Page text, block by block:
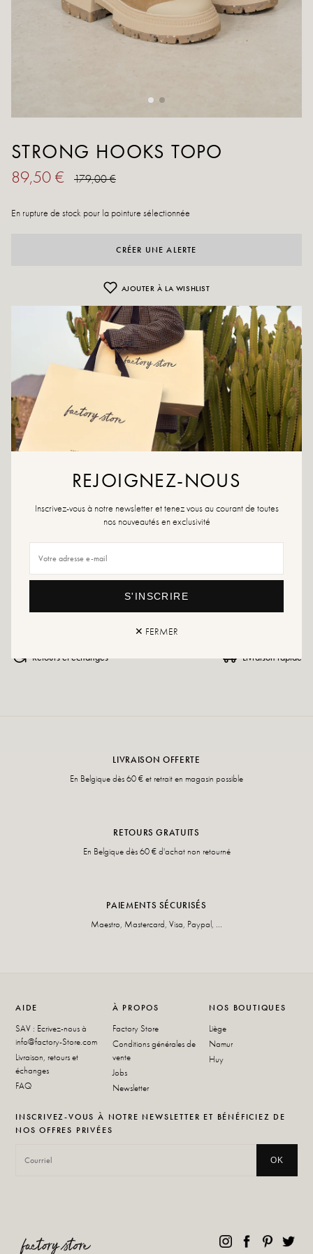
STRONG HOOKS TOPO
89,50 € 179,00 €
En rupture de stock pour la pointure sélectionnée
CRÉER UNE ALERTE
AJOUTER À LA WISHLIST
Gardez vos pieds bien au chaud cette saison avec nos Strong Hooks
Topo et leur doublure en shearling !
Couleur : beige
Matière extérieure : Cuir et matière synthétique
Semelle intérieure: Cuir
Semelle extérieure : matière synthétique
Doublure : laine effet mouton
Hauteur du talon : 5,5 cm
Hauteur du plateau : 4 cm
Conseils pointure : Pour ce modèle, choisissez votre pointure habituelle. Si vous
Conseils entretien : Nous vous conseillons d'imperméabiliser vos chaussures
Si votre pointure n'est plus disponible, n'hésitez pas à créer une alerte ou à
vous rendre dans nos différents points de vente qui disposent régulièrement
Retours et échanges Livraison rapide
LIVRAISON OFFERTE
En Belgique dès 60 € et retrait en magasin possible
RETOURS GRATUITS
En Belgique dès 60 € d'achat non retourné
PAIEMENTS SÉCURISÉS
Maestro, Mastercard, Visa, Paypal, ...
AIDE
SAV : Ecrivez-nous à
info@factory-Store.com
Livraison, retours et
échanges
FAQ
À PROPOS
Factory Store
Conditions générales de
vente
Jobs
Newsletter
NOS BOUTIQUES
Liège
Namur
Huy
INSCRIVEZ-VOUS À NOTRE NEWSLETTER ET BÉNÉFICIEZ DE
NOS OFFRES PRIVÉES
OK
REJOIGNEZ-NOUS
Inscrivez-vous à notre newsletter et tenez vous au courant de toutes
nos nouveautés en exclusivité
S'INSCRIRE
✕ FERMER